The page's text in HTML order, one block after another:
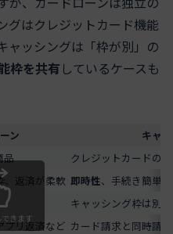
グはクレジットカード機能
ャッシングは「枠が別」の
枠を共有 しているケースも
ン
キャ
品
クレジットカードの
、返済が柔軟 即時性、手続き簡単
キャッシング枠は別
プリ返済など カード請求と同時請
きます